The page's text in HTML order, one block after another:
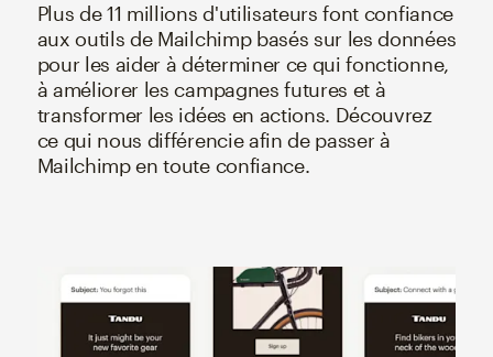
Plus de 11 millions d'utilisateurs font confiance
aux outils de Mailchimp basés sur les données
pour les aider à déterminer ce qui fonctionne,
à améliorer les campagnes futures et à
transformer les idées en actions. Découvrez
ce qui nous différencie afin de passer à
Mailchimp en toute confiance.